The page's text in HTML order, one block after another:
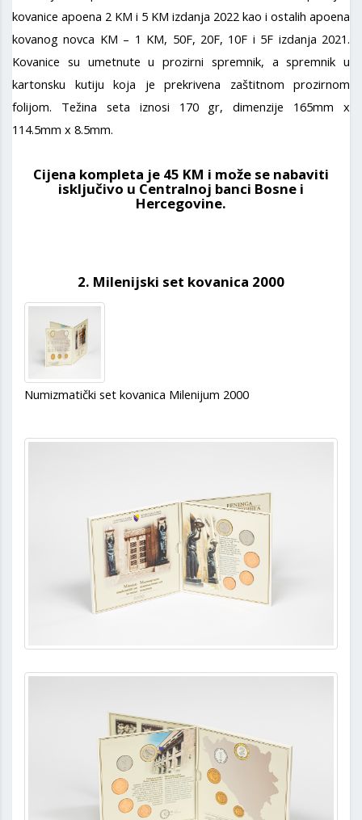
kovanice apoena 2 KM i 5 KM izdanja 2022 kao i ostalih apoena
kovanog novca KM – 1 KM, 50F, 20F, 10F i 5F izdanja 2021.
Kovanice su umetnute u prozirni spremnik, a spremnik u
kartonsku kutiju koja je prekrivena zaštitnom prozirnom
folijom. Težina seta iznosi 170 gr, dimenzije 165mm x
114.5mm x 8.5mm.
Cijena kompleta je 45 KM i može se nabaviti
isključivo u Centralnoj banci Bosne i
Hercegovine.
2. Milenijski set kovanica 2000
Numizmatički set kovanica Milenijum 2000